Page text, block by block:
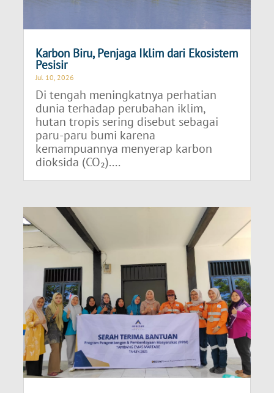
Karbon Biru, Penjaga Iklim dari Ekosistem
Pesisir
Jul 10, 2026
Di tengah meningkatnya perhatian
dunia terhadap perubahan iklim,
hutan tropis sering disebut sebagai
paru-paru bumi karena
kemampuannya menyerap karbon
dioksida (CO₂)....